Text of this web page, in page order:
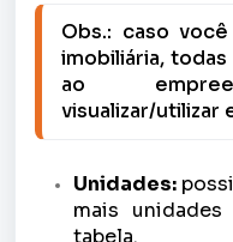
Obs.: caso
imobiliária, todas
ao
visualizar/utilizar
Unidades:
mais
tabela.